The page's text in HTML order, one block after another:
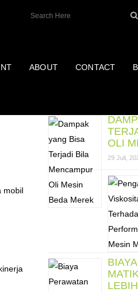
ABOUT CONTACT
mobil
OLI
29 Juli,